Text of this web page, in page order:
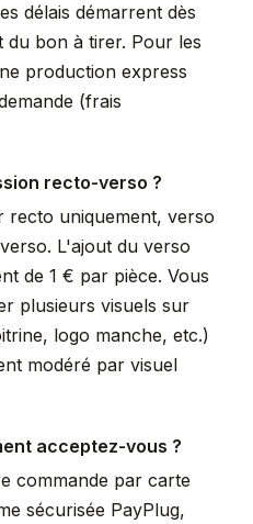
délais démarrent dès
du bon à tirer. Pour les
production express
(frais
recto-verso ?
recto uniquement, verso
L'ajout du verso
de 1 € par pièce. Vous
plusieurs visuels sur
logo manche, etc.)
modéré par visuel
acceptez-vous ?
commande par carte
sécurisée PayPlug,